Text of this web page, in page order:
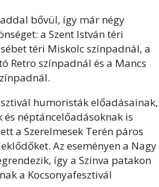
bővül, így már négy
a Szent István téri
téri Miskolc színpadnál, a
Retro színpadnál és a Mancs
humoristák előadásainak,
néptáncelőadásoknak is
a Szerelmesek Terén páros
Az eseményen a Nagy
így a Szinva patakon
a Kocsonyafesztivál